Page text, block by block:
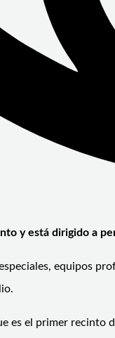
y está dirigido a
equipos
es el primer recinto